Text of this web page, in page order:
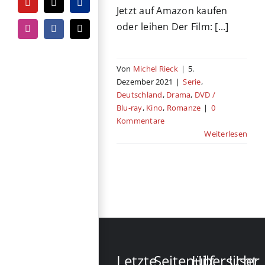
YouTubeTiktokPayPal
InstagramFacebook
E-
Mail
Jetzt auf Amazon kaufen
oder leihen Der Film: [...]
Von Michel Rieck | 5.
Dezember 2021 | Serie,
Deutschland, Drama, DVD /
Blu-ray, Kino, Romanze | 0
Kommentare
Weiterlesen
LetzteSeitenübersicht
Hilf User